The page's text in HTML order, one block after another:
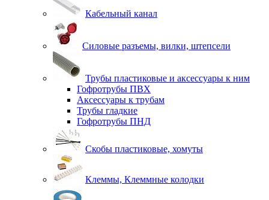
Кабельный канал
Силовые разъемы, вилки, штепсели
Трубы пластиковые и аксессуары к ним
Гофротрубы ПВХ
Аксессуары к трубам
Трубы гладкие
Гофротрубы ПНД
Скобы пластиковые, хомуты
Клеммы, Клеммные колодки